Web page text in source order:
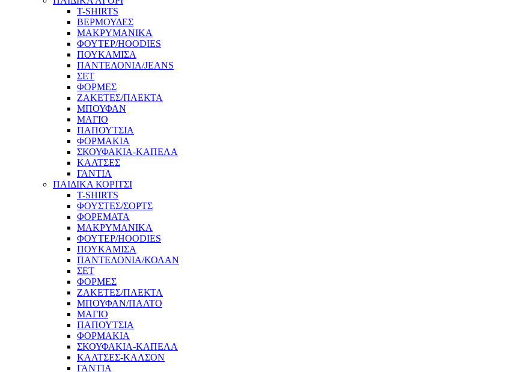
T-SHIRTS
ΒΕΡΜΟΥΔΕΣ
ΜΑΚΡΥΜΑΝΙΚΑ
ΦΟΥΤΕΡ/HOODIES
ΠΟΥΚΑΜΙΣΑ
ΠΑΝΤΕΛΟΝΙΑ/JEANS
ΣΕΤ
ΦΟΡΜΕΣ
ΖΑΚΕΤΕΣ/ΠΛΕΚΤΑ
ΜΠΟΥΦΑΝ
ΜΑΓΙΟ
ΠΑΠΟΥΤΣΙΑ
ΦΟΡΜΑΚΙΑ
ΣΚΟΥΦΑΚΙΑ-ΚΑΠΕΛΑ
ΚΑΛΤΣΕΣ
ΓΑΝΤΙΑ
ΠΑΙΔΙΚΑ ΚΟΡΙΤΣΙ
T-SHIRTS
ΦΟΥΣΤΕΣ/ΣΟΡΤΣ
ΦΟΡΕΜΑΤΑ
ΜΑΚΡΥΜΑΝΙΚΑ
ΦΟΥΤΕΡ/HOODIES
ΠΟΥΚΑΜΙΣΑ
ΠΑΝΤΕΛΟΝΙΑ/ΚΟΛΑΝ
ΣΕΤ
ΦΟΡΜΕΣ
ΖΑΚΕΤΕΣ/ΠΛΕΚΤΑ
ΜΠΟΥΦΑΝ/ΠΑΛΤΟ
ΜΑΓΙΟ
ΠΑΠΟΥΤΣΙΑ
ΦΟΡΜΑΚΙΑ
ΣΚΟΥΦΑΚΙΑ-ΚΑΠΕΛΑ
ΚΑΛΤΣΕΣ-ΚΑΛΣΟΝ
ΓΑΝΤΙΑ